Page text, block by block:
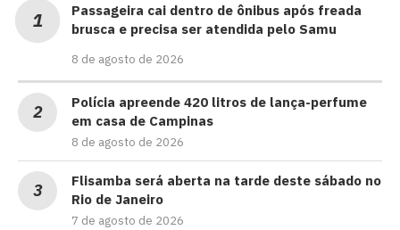
Passageira cai dentro de ônibus após freada
brusca e precisa ser atendida pelo Samu
8 de agosto de 2026
Polícia apreende 420 litros de lança-perfume
em casa de Campinas
8 de agosto de 2026
Flisamba será aberta na tarde deste sábado no
Rio de Janeiro
7 de agosto de 2026